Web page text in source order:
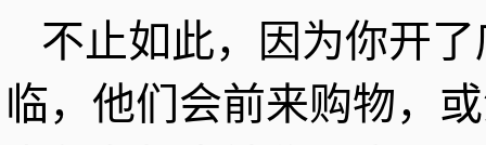
不止如此，因为你开
临，他们会前来购物，